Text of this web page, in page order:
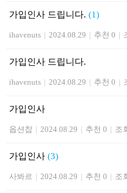
가입인사 드립니다. (1)
ihavenuts | 2024.08.29 | 추천 0 |
가입인사 드립니다.
ihavenuts | 2024.08.29 | 추천 0 |
가입인사
옵션찹 | 2024.08.29 | 추천 0 | 조
가입인사 (3)
사봐르 | 2024.08.29 | 추천 0 | 조